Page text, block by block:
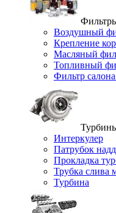
Воздушный
Крепление
Масляный
Топливный
Фильтр
Интеркулер
Патрубок
Прокладка
Трубка слива
Турбина